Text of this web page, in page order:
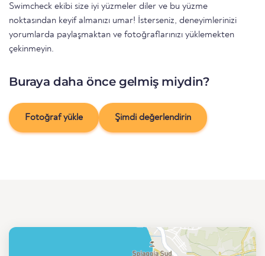
Swimcheck ekibi size iyi yüzmeler diler ve bu yüzme
noktasından keyif almanızı umar! İsterseniz, deneyimlerinizi
yorumlarda paylaşmaktan ve fotoğraflarınızı yüklemekten
çekinmeyin.
Buraya daha önce gelmiş miydin?
Fotoğraf yükle Şimdi değerlendirin